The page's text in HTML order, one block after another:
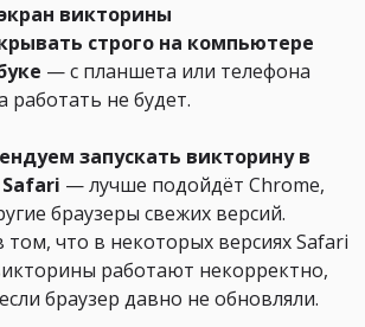
викторины
строго на компьютере
— с планшета или телефона
работать не будет.
запускать викторину в
— лучше подойдёт Chrome,
браузеры свежих версий.
что в некоторых версиях Safari
работают некорректно,
браузер давно не обновляли.